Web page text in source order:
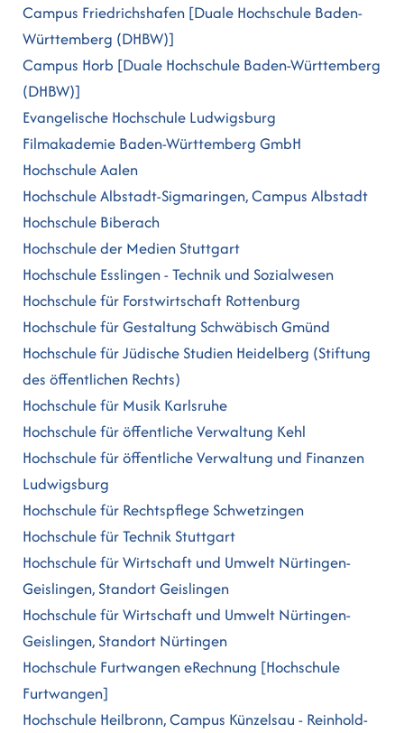
Campus Friedrichshafen [Duale Hochschule Baden-
Württemberg (DHBW)]
Campus Horb [Duale Hochschule Baden-Württemberg
(DHBW)]
Evangelische Hochschule Ludwigsburg
Filmakademie Baden-Württemberg GmbH
Hochschule Aalen
Hochschule Albstadt-Sigmaringen, Campus Albstadt
Hochschule Biberach
Hochschule der Medien Stuttgart
Hochschule Esslingen - Technik und Sozialwesen
Hochschule für Forstwirtschaft Rottenburg
Hochschule für Gestaltung Schwäbisch Gmünd
Hochschule für Jüdische Studien Heidelberg (Stiftung
des öffentlichen Rechts)
Hochschule für Musik Karlsruhe
Hochschule für öffentliche Verwaltung Kehl
Hochschule für öffentliche Verwaltung und Finanzen
Ludwigsburg
Hochschule für Rechtspflege Schwetzingen
Hochschule für Technik Stuttgart
Hochschule für Wirtschaft und Umwelt Nürtingen-
Geislingen, Standort Geislingen
Hochschule für Wirtschaft und Umwelt Nürtingen-
Geislingen, Standort Nürtingen
Hochschule Furtwangen eRechnung [Hochschule
Furtwangen]
Hochschule Heilbronn, Campus Künzelsau - Reinhold-